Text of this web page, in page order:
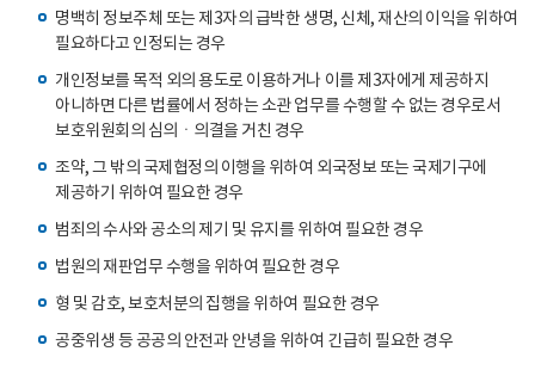
명백히 정보주체 또는 제3자의 급박한 생명, 신체, 재산의 이익을 위하여
필요하다고 인정되는 경우
개인정보를 목적 외의 용도로 이용하거나 이를 제3자에게 제공하지
아니하면 다른 법률에서 정하는 소관 업무를 수행할 수 없는 경우로서
보호위원회의 심의ㆍ의결을 거친 경우
조약, 그 밖의 국제협정의 이행을 위하여 외국정보 또는 국제기구에
제공하기 위하여 필요한 경우
범죄의 수사와 공소의 제기 및 유지를 위하여 필요한 경우
법원의 재판업무 수행을 위하여 필요한 경우
형 및 감호, 보호처분의 집행을 위하여 필요한 경우
공중위생 등 공공의 안전과 안녕을 위하여 긴급히 필요한 경우